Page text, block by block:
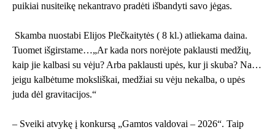
puikiai nusiteikę nekantravo pradėti išbandyti savo jėgas.
Skamba nuostabi Elijos Plečkaitytės ( 8 kl.) atliekama daina.
Tuomet išgirstame…„Ar kada nors norėjote paklausti medžių,
kaip jie kalbasi su vėju? Arba paklausti upės, kur ji skuba? Na…
jeigu kalbėtume moksliškai, medžiai su vėju nekalba, o upės
juda dėl gravitacijos.“
– Sveiki atvykę į konkursą „Gamtos valdovai – 2026“. Taip